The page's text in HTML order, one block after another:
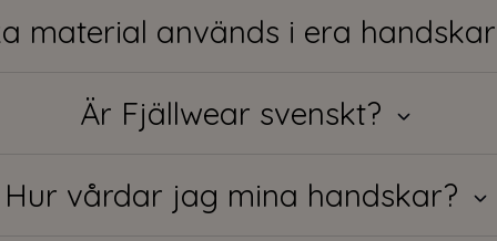
material används i era
Är Fjällwear svenskt?
Hur vårdar jag mina handskar?